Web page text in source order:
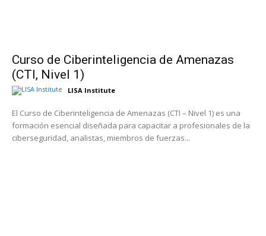
Curso de Ciberinteligencia de Amenazas
(CTI, Nivel 1)
LISA Institute
El Curso de Ciberinteligencia de Amenazas (CTI – Nivel 1) es una
formación esencial diseñada para capacitar a profesionales de la
ciberseguridad, analistas, miembros de fuerzas...